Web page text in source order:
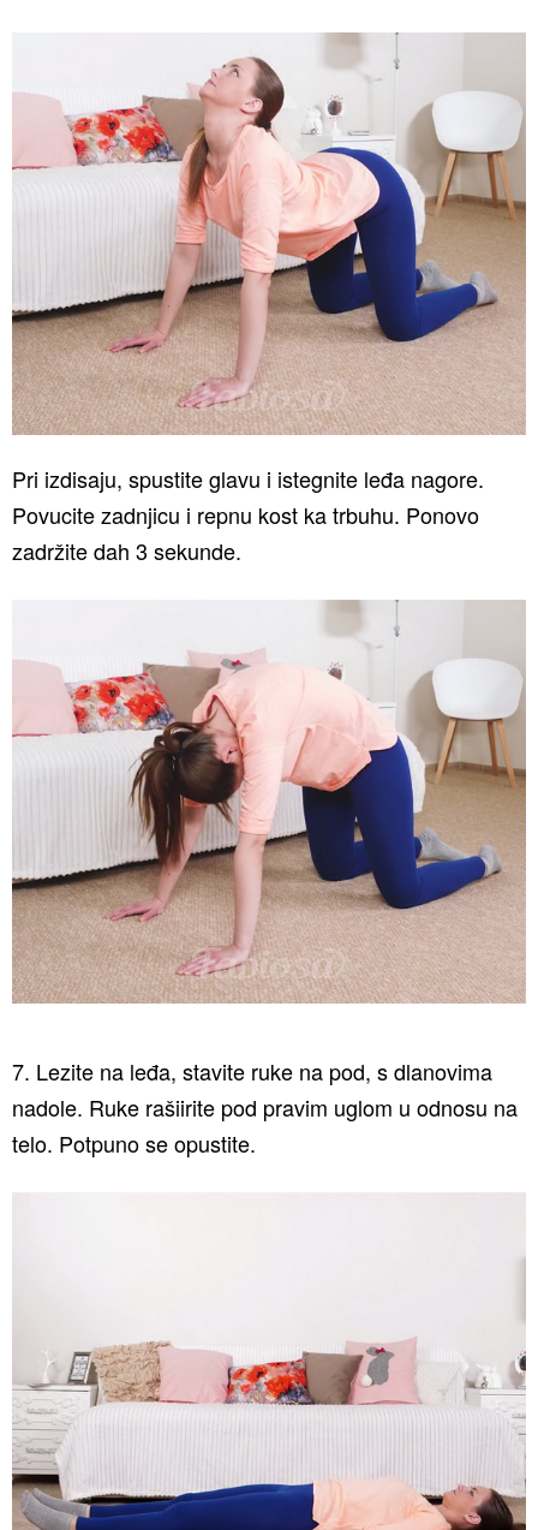
Pri izdisaju, spustite glavu i istegnite leđa nagore.
Povucite zadnjicu i repnu kost ka trbuhu. Ponovo
zadržite dah 3 sekunde.
7. Lezite na leđa, stavite ruke na pod, s dlanovima
nadole. Ruke rašiirite pod pravim uglom u odnosu na
telo. Potpuno se opustite.